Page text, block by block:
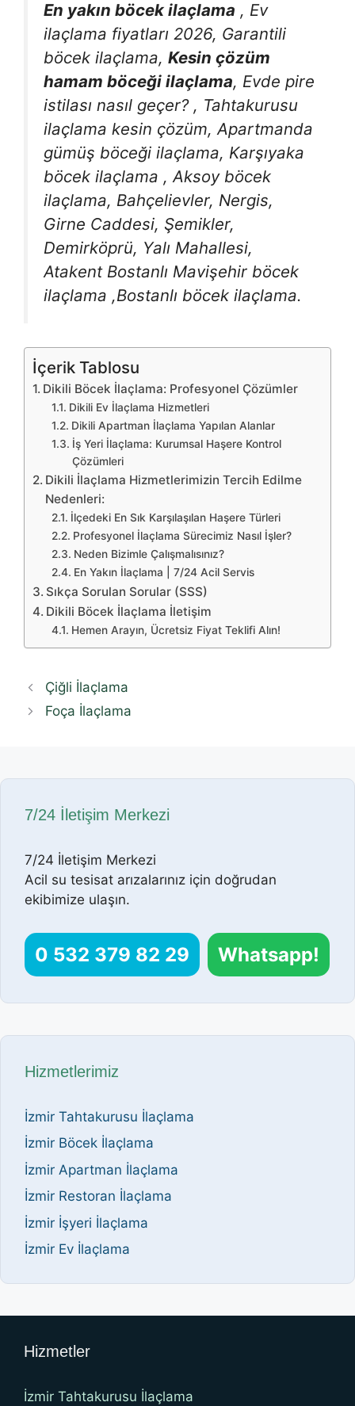
En yakın böcek ilaçlama , Ev
ilaçlama fiyatları 2026, Garantili
böcek ilaçlama, Kesin çözüm
hamam böceği ilaçlama, Evde pire
istilası nasıl geçer? , Tahtakurusu
ilaçlama kesin çözüm, Apartmanda
gümüş böceği ilaçlama, Karşıyaka
böcek ilaçlama , Aksoy böcek
ilaçlama, Bahçelievler, Nergis,
Girne Caddesi, Şemikler,
Demirköprü, Yalı Mahallesi,
Atakent Bostanlı Mavişehir böcek
ilaçlama ,Bostanlı böcek ilaçlama.
İçerik Tablosu
Dikili Böcek İlaçlama: Profesyonel Çözümler
Dikili Ev İlaçlama Hizmetleri
Dikili Apartman İlaçlama Yapılan Alanlar
İş Yeri İlaçlama: Kurumsal Haşere Kontrol
Çözümleri
Dikili İlaçlama Hizmetlerimizin Tercih Edilme
Nedenleri:
İlçedeki En Sık Karşılaşılan Haşere Türleri
Profesyonel İlaçlama Sürecimiz Nasıl İşler?
Neden Bizimle Çalışmalısınız?
En Yakın İlaçlama | 7/24 Acil Servis
Sıkça Sorulan Sorular (SSS)
Dikili Böcek İlaçlama İletişim
Hemen Arayın, Ücretsiz Fiyat Teklifi Alın!
Çiğli İlaçlama
Foça İlaçlama
7/24 İletişim Merkezi
7/24 İletişim Merkezi
Acil su tesisat arızalarınız için doğrudan
ekibimize ulaşın.
0 532 379 82 29 Whatsapp!
Hizmetlerimiz
İzmir Tahtakurusu İlaçlama
İzmir Böcek İlaçlama
İzmir Apartman İlaçlama
İzmir Restoran İlaçlama
İzmir İşyeri İlaçlama
İzmir Ev İlaçlama
Hizmetler
İzmir Tahtakurusu İlaçlama